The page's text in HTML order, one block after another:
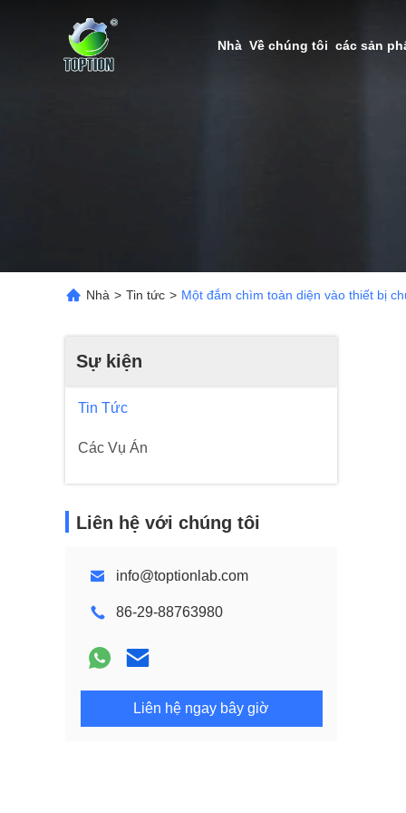
Nhà Về chúng tôi các sản
Nhà > Tin tức > Một đắm chìm toàn diện vào thiết bị
Sự kiện
Tin Tức
Các Vụ Án
Liên hệ với chúng tôi
info@toptionlab.com
86-29-88763980
Liên hệ ngay bây giờ